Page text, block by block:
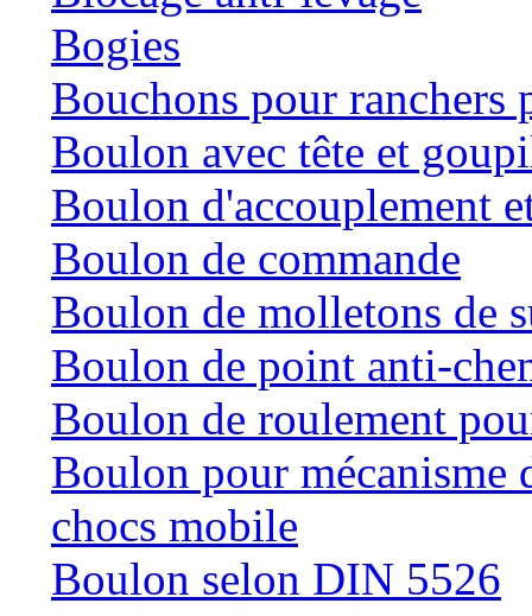
Bogies
Bouchons pour ranchers
Boulon avec tête et
Boulon d'accouplement
Boulon de commande
Boulon de molletons de
Boulon de point anti-
Boulon de roulement
Boulon pour mécanisme
chocs mobile
Boulon selon DIN 5526